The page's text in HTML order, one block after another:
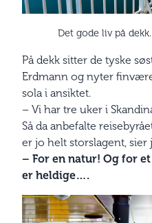
Det gode liv på
På dekk sitter de tyske
Erdmann og nyter
sola i ansiktet.
– Vi har tre uker i
Så da anbefalte
er jo helt storslagent, sier
– For en natur! Og for
er heldige….